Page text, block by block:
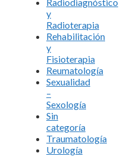
y
Radioterapia
Rehabilitación
y
Fisioterapia
Reumatología
Sexualidad
–
Sexología
Sin
categoría
Traumatología
Urología